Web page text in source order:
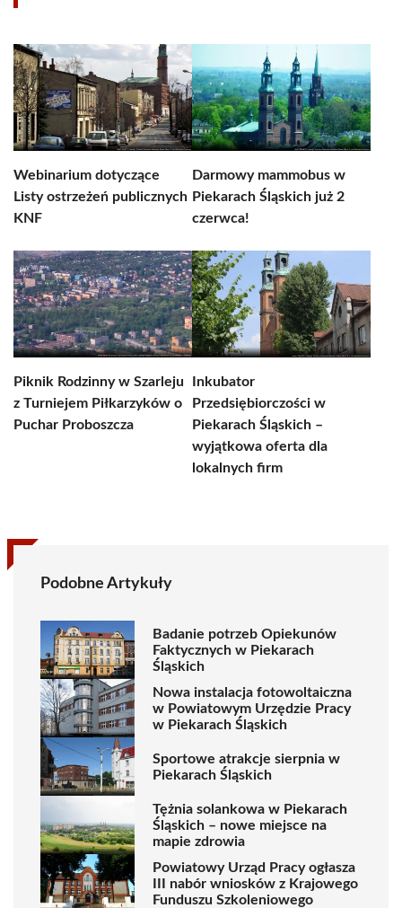
Webinarium dotyczące
Listy ostrzeżeń publicznych
KNF
Darmowy mammobus w
Piekarach Śląskich już 2
czerwca!
Piknik Rodzinny w Szarleju
z Turniejem Piłkarzyków o
Puchar Proboszcza
Inkubator
Przedsiębiorczości w
Piekarach Śląskich –
wyjątkowa oferta dla
lokalnych firm
Podobne Artykuły
Badanie potrzeb Opiekunów
Faktycznych w Piekarach
Śląskich
Nowa instalacja fotowoltaiczna
w Powiatowym Urzędzie Pracy
w Piekarach Śląskich
Sportowe atrakcje sierpnia w
Piekarach Śląskich
Tężnia solankowa w Piekarach
Śląskich – nowe miejsce na
mapie zdrowia
Powiatowy Urząd Pracy ogłasza
III nabór wniosków z Krajowego
Funduszu Szkoleniowego